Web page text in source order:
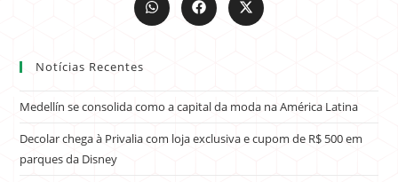
Notícias Recentes
Medellín se consolida como a capital da moda na América Latina
Decolar chega à Privalia com loja exclusiva e cupom de R$ 500 em
parques da Disney